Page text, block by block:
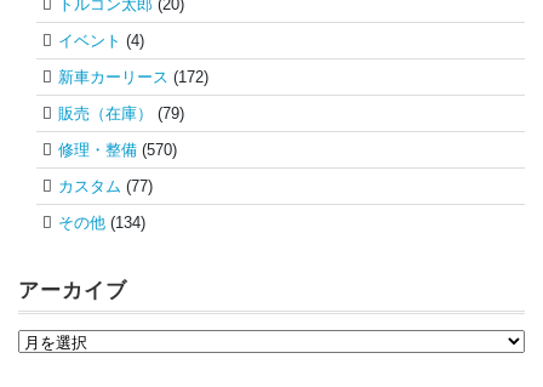
トルコン太郎 (20)
イベント (4)
新車カーリース (172)
販売（在庫）
(79)
修理・整備 (570)
カスタム (77)
その他 (134)
アーカイブ